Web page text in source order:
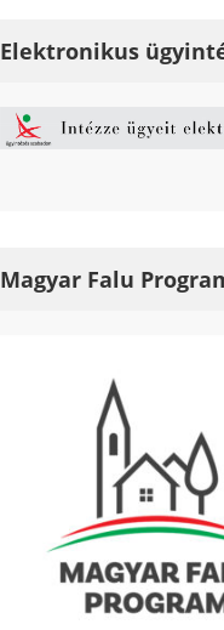
Elektronikus
Magyar Falu